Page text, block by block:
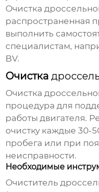
Очистка
распространенная
выполнить
специалистам,
BV.
Очистка
Очистка
процедура для
работы двигателя.
очистку каждые 30-
пробега или при
неисправности.
Необходимые
Очиститель